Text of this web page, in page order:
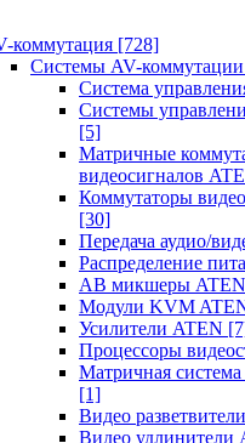
коммутация [728]
Системы AV-
Система
Системы
[5]
Матричные
видеосигналов
Коммутаторы
[30]
Передача аудио/
Распределение
АВ микшеры ATEN
Модули KVM
Усилители ATEN
Процессоры
Матричная
[1]
Видео
Видео удлинители